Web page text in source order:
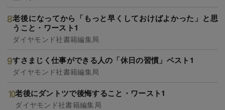
老後になってから「もっと早くしておけばよかった」と思
うこと・ワースト1
ダイヤモンド社書籍編集局
すさまじく仕事ができる人の「休日の習慣」ベスト1
ダイヤモンド社書籍編集局
老後にダントツで後悔すること・ワースト1
ダイヤモンド社書籍編集局